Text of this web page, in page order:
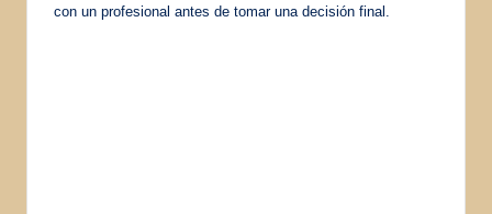
con un profesional antes de tomar una decisión final.